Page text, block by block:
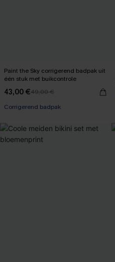
Paint the Sky corrigerend badpak uit
één stuk met buikcontrole
43,00 €49,00 €
Corrigerend badpak